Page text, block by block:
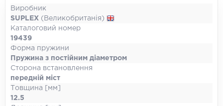
Виробник
SUPLEX (Великобританія)
Каталоговий номер
19439
Форма пружини
Пружина з постійним діаметром
Сторона встановлення
передній міст
Товщина [мм]
12.5